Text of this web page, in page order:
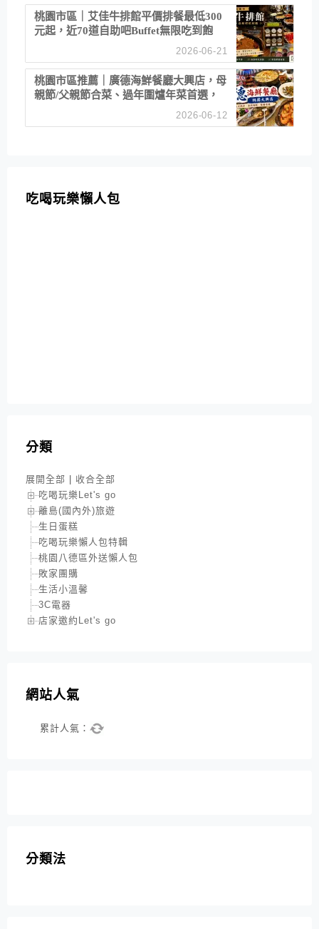
桃園市區｜艾佳牛排館平價排餐最低300
元起，近70道自助吧Buffet無限吃到飽
2026-06-21
桃園市區推薦｜廣德海鮮餐廳大興店，母
親節/父親節合菜、過年圍爐年菜首選，
2026-06-12
吃喝玩樂懶人包
分類
展開全部
收合全部
吃喝玩樂Let's go
離島(國內外)旅遊
生日蛋糕
吃喝玩樂懶人包特輯
桃園八德區外送懶人包
敗家團購
生活小溫馨
3C電器
店家邀約Let's go
網站人氣
累計人氣：
分類法